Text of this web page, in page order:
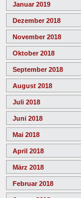
Januar 2019
Dezember 2018
November 2018
Oktober 2018
September 2018
August 2018
Juli 2018
Juni 2018
Mai 2018
April 2018
März 2018
Februar 2018